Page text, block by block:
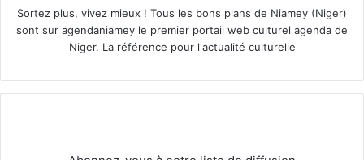
Sortez plus, vivez mieux ! Tous les bons plans de Niamey (Niger)
sont sur agendaniamey le premier portail web culturel agenda de
Niger. La référence pour l'actualité culturelle